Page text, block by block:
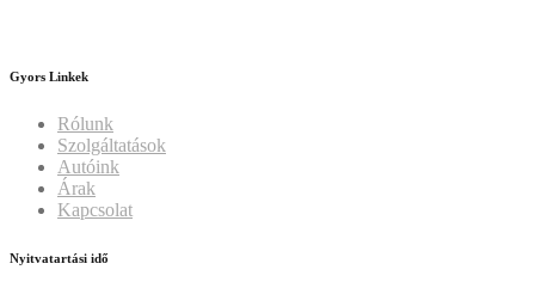
Gyors Linkek
Rólunk
Szolgáltatások
Autóink
Árak
Kapcsolat
Nyitvatartási idő